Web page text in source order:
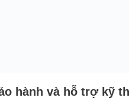
hành và hỗ trợ kỹ